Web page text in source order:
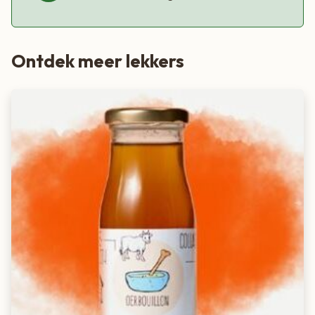
Niet alleen binnen Giuliano Tartufi is dit een favoriet: het
truffelpoeder is bekroond met de prijs
“Most Innovative
Condiment or Sauce”
. Met zijn krachtige truffelgeur is het in
korte tijd uitgegroeid tot een wereldwijde bestseller.
Ontdek meer lekkers